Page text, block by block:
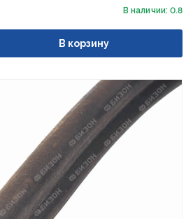
В наличии: 0.8
В корзину